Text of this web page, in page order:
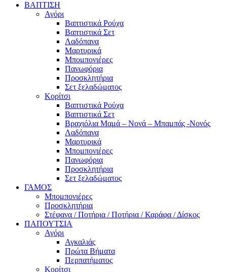
ΒΑΠΤΙΣΗ
Αγόρι
Βαπτιστικά Ρούχα
Βαπτιστικά Σετ
Λαδόπανα
Μαρτυρικά
Μπομπονιέρες
Πανωφόρια
Προσκλητήρια
Σετ ξελαδώματος
Κορίτσι
Βαπτιστικά Ρούχα
Βαπτιστικά Σετ
Βραχιόλια Μαμά – Νονά – Μπαμπάς -Νονός
Λαδόπανα
Μαρτυρικά
Μπομπονιέρες
Πανωφόρια
Προσκλητήρια
Σετ ξελαδώματος
ΓΑΜΟΣ
Μπομπονιέρες
Προσκλητήρια
Στέφανα / Ποτήρια / Ποτήρια / Καράφα / Δίσκος
ΠΑΠΟΥΤΣΙΑ
Αγόρι
Αγκαλιάς
Πρώτα Βήματα
Περπατήματος
Κορίτσι